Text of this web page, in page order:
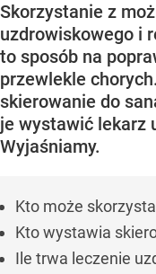
Skorzystanie z
uzdrowiskowego i
to sposób na
przewlekle
skierowanie do
je wystawić lekarz
Wyjaśniamy.
Kto może
Kto wystawia
Ile trwa leczenie